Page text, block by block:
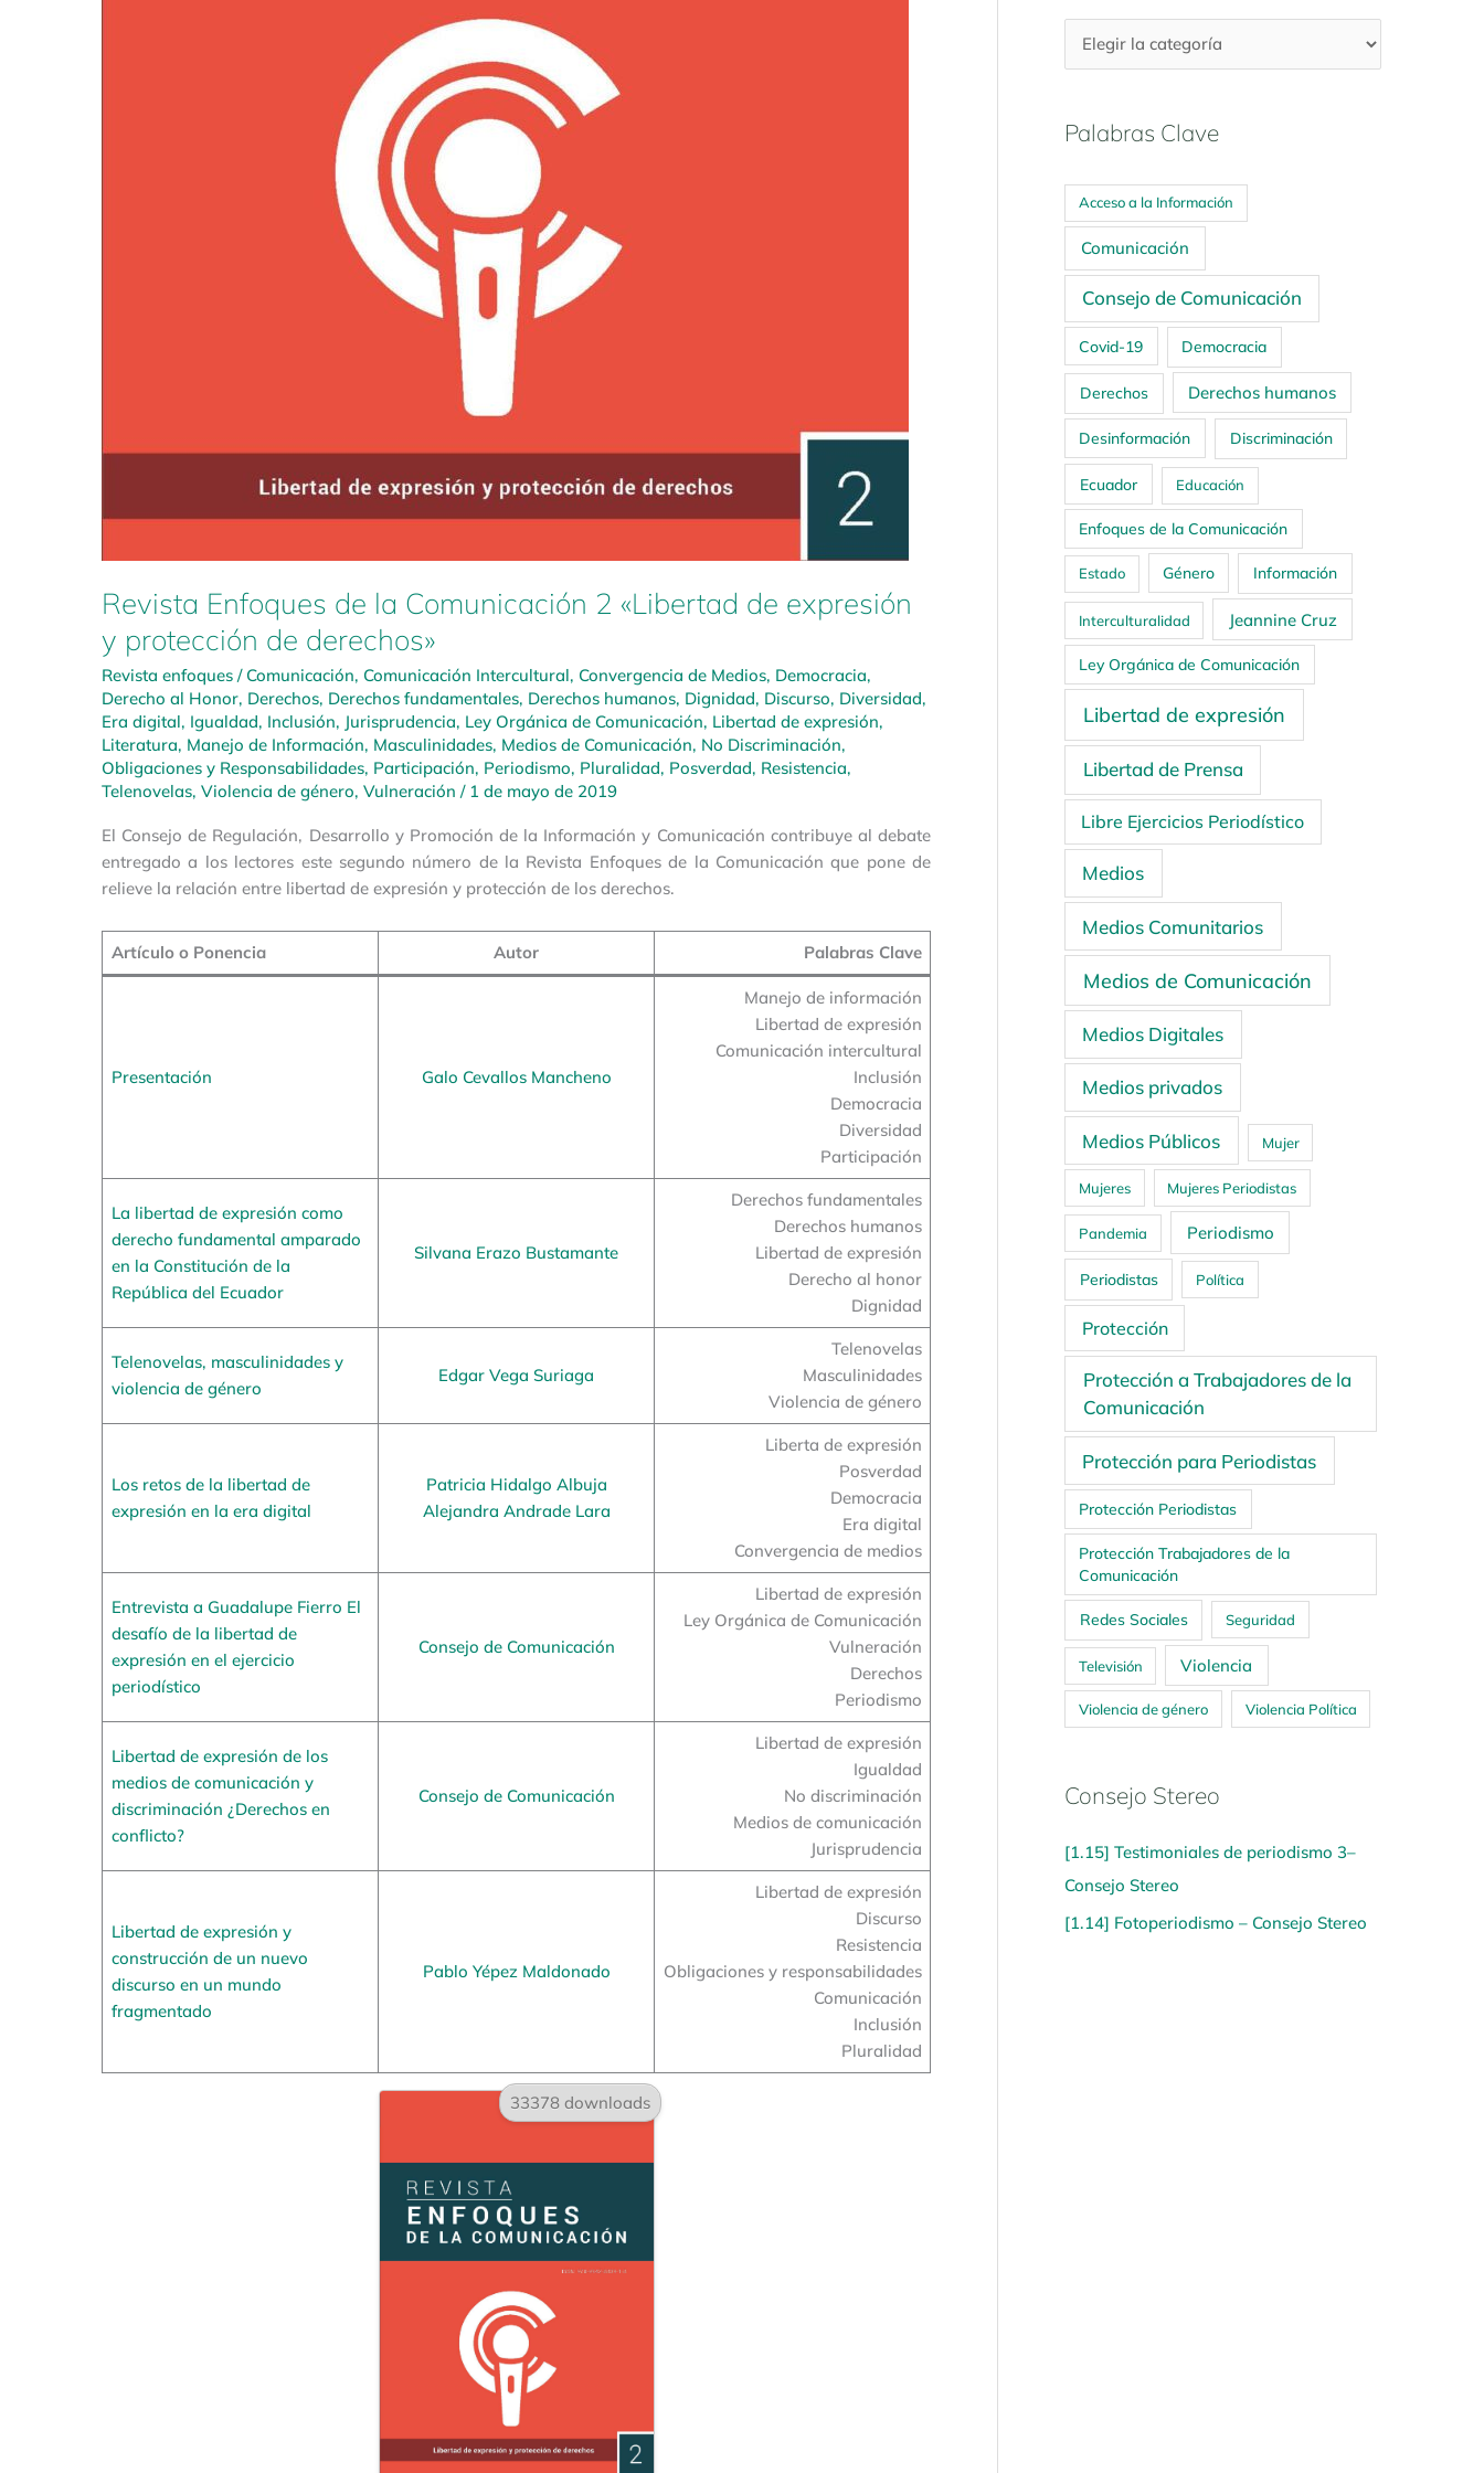
Revista Enfoques de la Comunicación 2 «Libertad de expresión
y protección de derechos»
Revista enfoques / Comunicación, Comunicación Intercultural, Convergencia de Medios, Democracia,
Derecho al Honor, Derechos, Derechos fundamentales, Derechos humanos, Dignidad, Discurso, Diversidad,
Era digital, Igualdad, Inclusión, Jurisprudencia, Ley Orgánica de Comunicación, Libertad de expresión,
Literatura, Manejo de Información, Masculinidades, Medios de Comunicación, No Discriminación,
Obligaciones y Responsabilidades, Participación, Periodismo, Pluralidad, Posverdad, Resistencia,
Telenovelas, Violencia de género, Vulneración / 1 de mayo de 2019
El Consejo de Regulación, Desarrollo y Promoción de la Información y Comunicación contribuye al debate
entregado a los lectores este segundo número de la Revista Enfoques de la Comunicación que pone de
relieve la relación entre libertad de expresión y protección de los derechos.
Artículo o Ponencia Autor Palabras Clave
Presentación Galo Cevallos Mancheno
Manejo de información
Libertad de expresión
Comunicación intercultural
Inclusión
Democracia
Diversidad
Participación
La libertad de expresión como
derecho fundamental amparado
en la Constitución de la
República del Ecuador
Silvana Erazo Bustamante
Derechos fundamentales
Derechos humanos
Libertad de expresión
Derecho al honor
Dignidad
Telenovelas, masculinidades y
violencia de género
Edgar Vega Suriaga
Telenovelas
Masculinidades
Violencia de género
Los retos de la libertad de
expresión en la era digital
Patricia Hidalgo Albuja
Alejandra Andrade Lara
Liberta de expresión
Posverdad
Democracia
Era digital
Convergencia de medios
Entrevista a Guadalupe Fierro El
desafío de la libertad de
expresión en el ejercicio
periodístico
Consejo de Comunicación
Libertad de expresión
Ley Orgánica de Comunicación
Vulneración
Derechos
Periodismo
Libertad de expresión de los
medios de comunicación y
discriminación ¿Derechos en
conflicto?
Consejo de Comunicación
Libertad de expresión
Igualdad
No discriminación
Medios de comunicación
Jurisprudencia
Libertad de expresión y
construcción de un nuevo
discurso en un mundo
fragmentado
Pablo Yépez Maldonado
Libertad de expresión
Discurso
Resistencia
Obligaciones y responsabilidades
Comunicación
Inclusión
Pluralidad
33378 downloads
Palabras Clave
Acceso a la Información
Comunicación
Consejo de Comunicación
Covid-19 Democracia
Derechos Derechos humanos
Desinformación Discriminación
Ecuador Educación
Enfoques de la Comunicación
Estado Género Información
Interculturalidad Jeannine Cruz
Ley Orgánica de Comunicación
Libertad de expresión
Libertad de Prensa
Libre Ejercicios Periodístico
Medios
Medios Comunitarios
Medios de Comunicación
Medios Digitales
Medios privados
Medios Públicos Mujer
Mujeres Mujeres Periodistas
Pandemia Periodismo
Periodistas Política
Protección
Protección a Trabajadores de la
Comunicación
Protección para Periodistas
Protección Periodistas
Protección Trabajadores de la
Comunicación
Redes Sociales Seguridad
Televisión Violencia
Violencia de género Violencia Política
Consejo Stereo
[1.15] Testimoniales de periodismo 3–
Consejo Stereo
[1.14] Fotoperiodismo – Consejo Stereo